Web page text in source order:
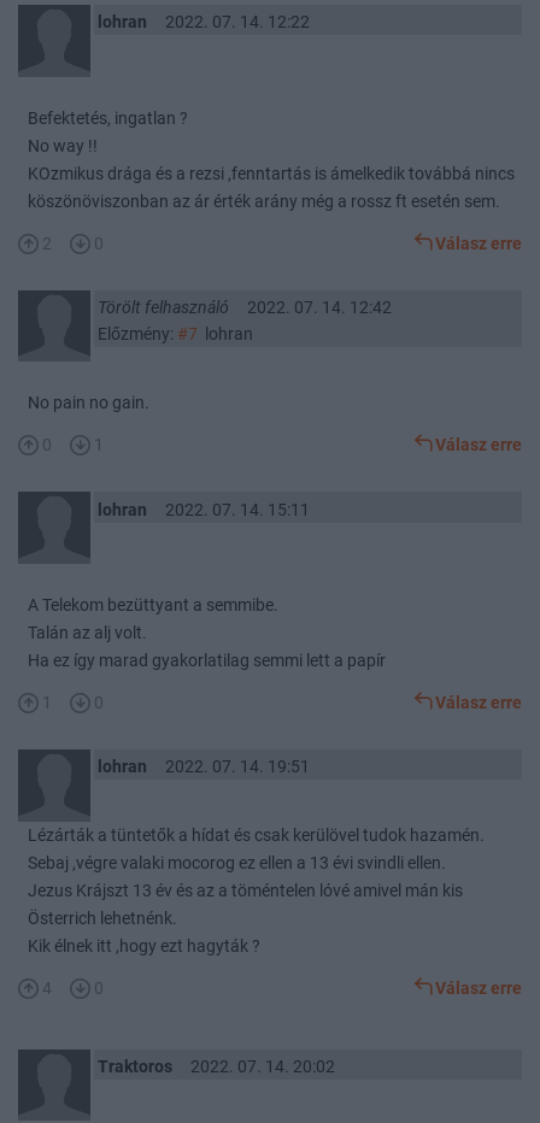
lohran 2022. 07. 14. 12:22
Befektetés, ingatlan ?
No way !!
KOzmikus drága és a rezsi ,fenntartás is ámelkedik továbbá nincs
köszönöviszonban az ár érték arány még a rossz ft esetén sem.
2 0 Válasz erre
Törölt felhasználó
2022. 07. 14. 12:42
Előzmény: #7 lohran
No pain no gain.
0 1 Válasz erre
lohran 2022. 07. 14. 15:11
A Telekom bezüttyant a semmibe.
Talán az alj volt.
Ha ez így marad gyakorlatilag semmi lett a papír
1 0 Válasz erre
lohran 2022. 07. 14. 19:51
Lézárták a tüntetők a hídat és csak kerülövel tudok hazamén.
Sebaj ,végre valaki mocorog ez ellen a 13 évi svindli ellen.
Jezus Krájszt 13 év és az a töméntelen lóvé amivel mán kis
Österrich lehetnénk.
Kik élnek itt ,hogy ezt hagyták ?
4 0 Válasz erre
Traktoros 2022. 07. 14. 20:02